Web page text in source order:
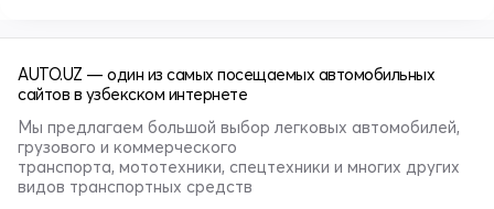
AUTO.UZ — один из самых посещаемых автомобильных
сайтов в узбекском интернете
Мы предлагаем большой выбор легковых автомобилей,
грузового и коммерческого
транспорта, мототехники, спецтехники и многих других
видов транспортных средств